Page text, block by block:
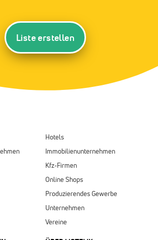
Liste erstellen
Hotels
Immobilienunternehmen
Kfz-Firmen
Online Shops
Produzierendes Gewerbe
Unternehmen
Vereine